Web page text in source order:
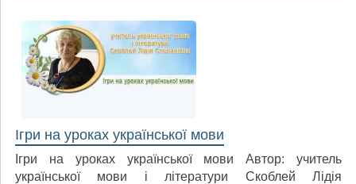
Ігри на уроках української мови
Ігри на уроках української мови Автор: учитель
української мови і літератури Скоблей Лідія